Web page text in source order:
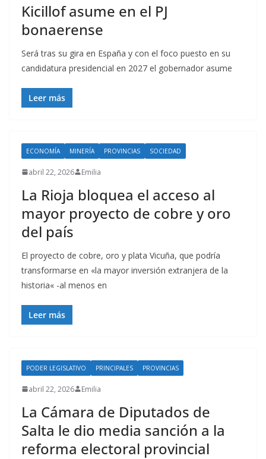
Kicillof asume en el PJ
bonaerense
Será tras su gira en España y con el foco puesto en su
candidatura presidencial en 2027 el gobernador asume
Leer más
ECONOMÍA MINERÍA PROVINCIAS SOCIEDAD
abril 22, 2026 Emilia
La Rioja bloquea el acceso al
mayor proyecto de cobre y oro
del país
El proyecto de cobre, oro y plata Vicuña, que podría
transformarse en «la mayor inversión extranjera de la
historia« -al menos en
Leer más
PODER LEGISLATIVO PRINCIPALES PROVINCIAS
abril 22, 2026 Emilia
La Cámara de Diputados de
Salta le dio media sanción a la
reforma electoral provincial